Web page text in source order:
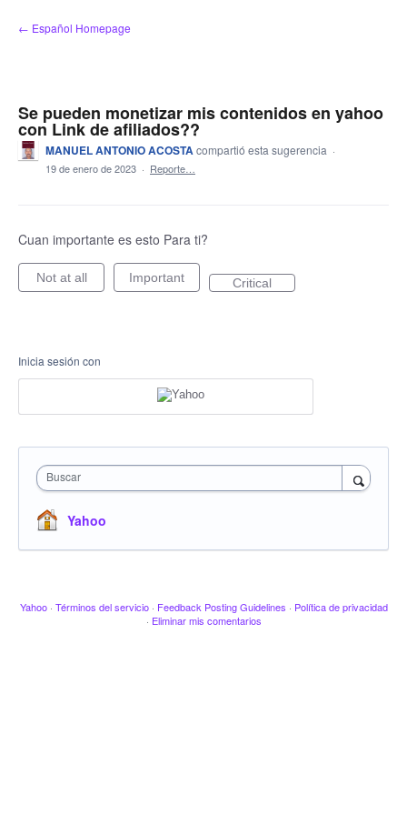
saltar
al
← Español Homepage
Se pueden monetizar mis contenidos en yahoo
con Link de afiliados??
MANUEL ANTONIO ACOSTAcompartió esta sugerencia ·
19 de enero de 2023 · Reporte…
Cuan importante es esto Para ti?
Not at all Important Critical
Inicia sesión con
Buscar
Yahoo
Yahoo · Términos del servicio · Feedback Posting Guidelines · Política de privacidad
· Eliminar mis comentarios